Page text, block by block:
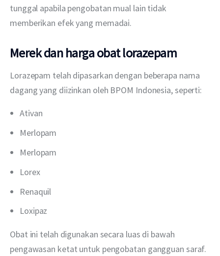
tunggal apabila pengobatan mual lain tidak
memberikan efek yang memadai.
Merek dan harga obat lorazepam
Lorazepam telah dipasarkan dengan beberapa nama
dagang yang diizinkan oleh BPOM Indonesia, seperti:
Ativan
Merlopam
Merlopam
Lorex
Renaquil
Loxipaz
Obat ini telah digunakan secara luas di bawah
pengawasan ketat untuk pengobatan gangguan saraf.